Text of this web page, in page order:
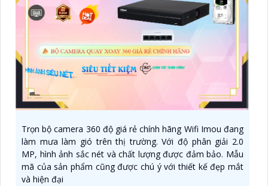
Trọn bộ camera 360 độ giá rẻ chính hãng Wifi Imou đang
làm mưa làm gió trên thị trường. Với độ phân giải 2.0
MP, hình ảnh sắc nét và chất lượng được đảm bảo. Mẫu
mã của sản phẩm cũng được chú ý với thiết kế đẹp mắt
và hiện đại